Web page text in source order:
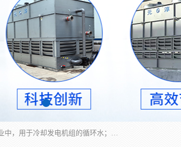
冷却塔广泛应用于工业、电力行业、空调系统等领域。在电力行业中，用于冷却发电机组的循环水；在工业生产中，如化工、冶金等行业，可降低生产过程中产生的热量；在空调系统中，为空调设备提供冷却水源